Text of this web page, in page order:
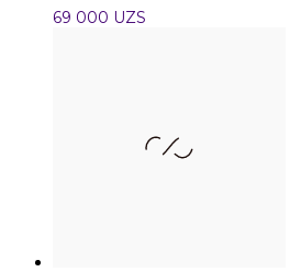
69 000 UZS